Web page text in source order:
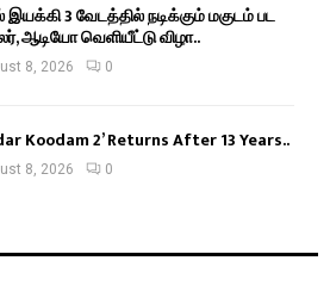
இயக்கி 3 வேடத்தில் நடிக்கும் மகுடம் பட
ஆடியோ வெளியீட்டு விழா..
8, 2026 0
Koodam 2’ Returns After 13 Years..
8, 2026 0